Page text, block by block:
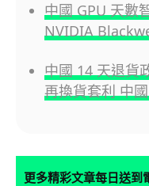
中國 GPU 天數
NVIDIA
中國 14 天退貨
再換貨套利 中
更多精彩文章每日送到